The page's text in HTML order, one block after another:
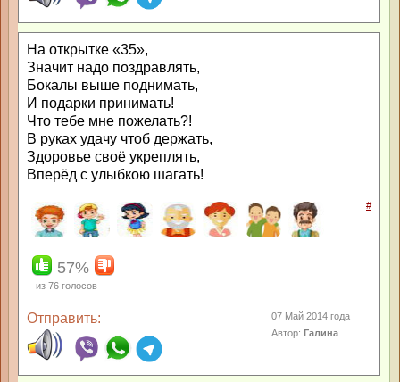
На открытке «35»,
Значит надо поздравлять,
Бокалы выше поднимать,
И подарки принимать!
Что тебе мне пожелать?!
В руках удачу чтоб держать,
Здоровье своё укреплять,
Вперёд с улыбкою шагать!
#
57%
из 76 голосов
Отправить:
07 Май 2014 года
Автор:Галина